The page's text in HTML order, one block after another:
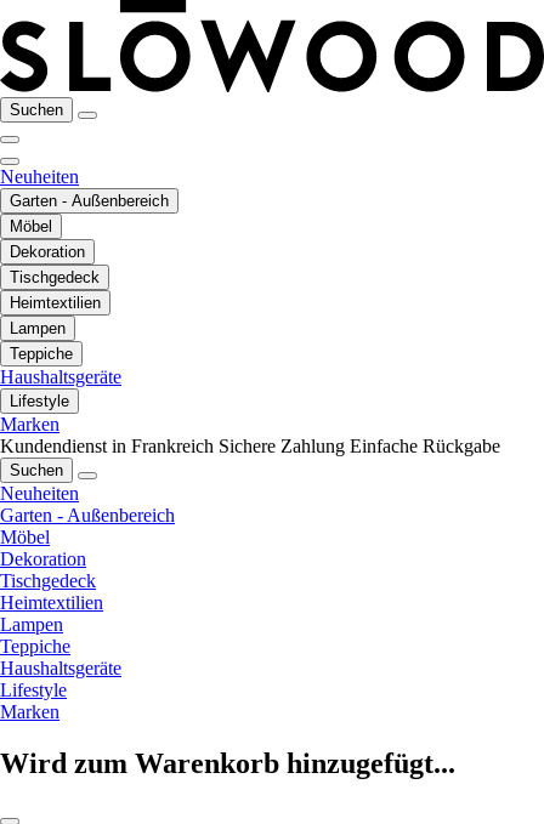
Suchen
Neuheiten
Garten - Außenbereich
Möbel
Dekoration
Tischgedeck
Heimtextilien
Lampen
Teppiche
Haushaltsgeräte
Lifestyle
Marken
Kundendienst in Frankreich Sichere Zahlung Einfache Rückgabe
Suchen
Neuheiten
Garten - Außenbereich
Möbel
Dekoration
Tischgedeck
Heimtextilien
Lampen
Teppiche
Haushaltsgeräte
Lifestyle
Marken
Wird zum Warenkorb hinzugefügt...